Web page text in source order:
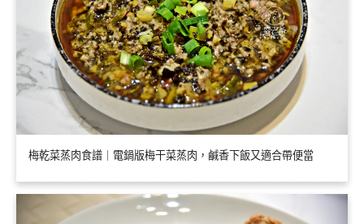
梅乾菜蒸肉食譜｜電鍋版梅干菜蒸肉，鹹香下飯又適合帶便當